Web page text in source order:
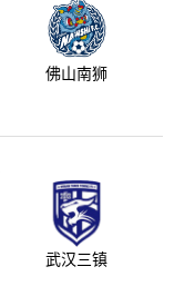
佛山南狮
武汉三镇